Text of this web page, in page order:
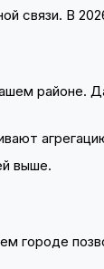
связи. В
выше.
городе